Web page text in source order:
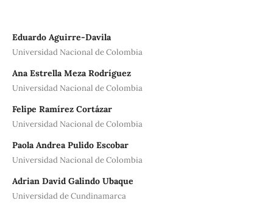
Eduardo Aguirre-Davila
Universidad Nacional de Colombia
Ana Estrella Meza Rodríguez
Universidad Nacional de Colombia
Felipe Ramírez Cortázar
Universidad Nacional de Colombia
Paola Andrea Pulido Escobar
Universidad Nacional de Colombia
Adrian David Galindo Ubaque
Universidad de Cundinamarca